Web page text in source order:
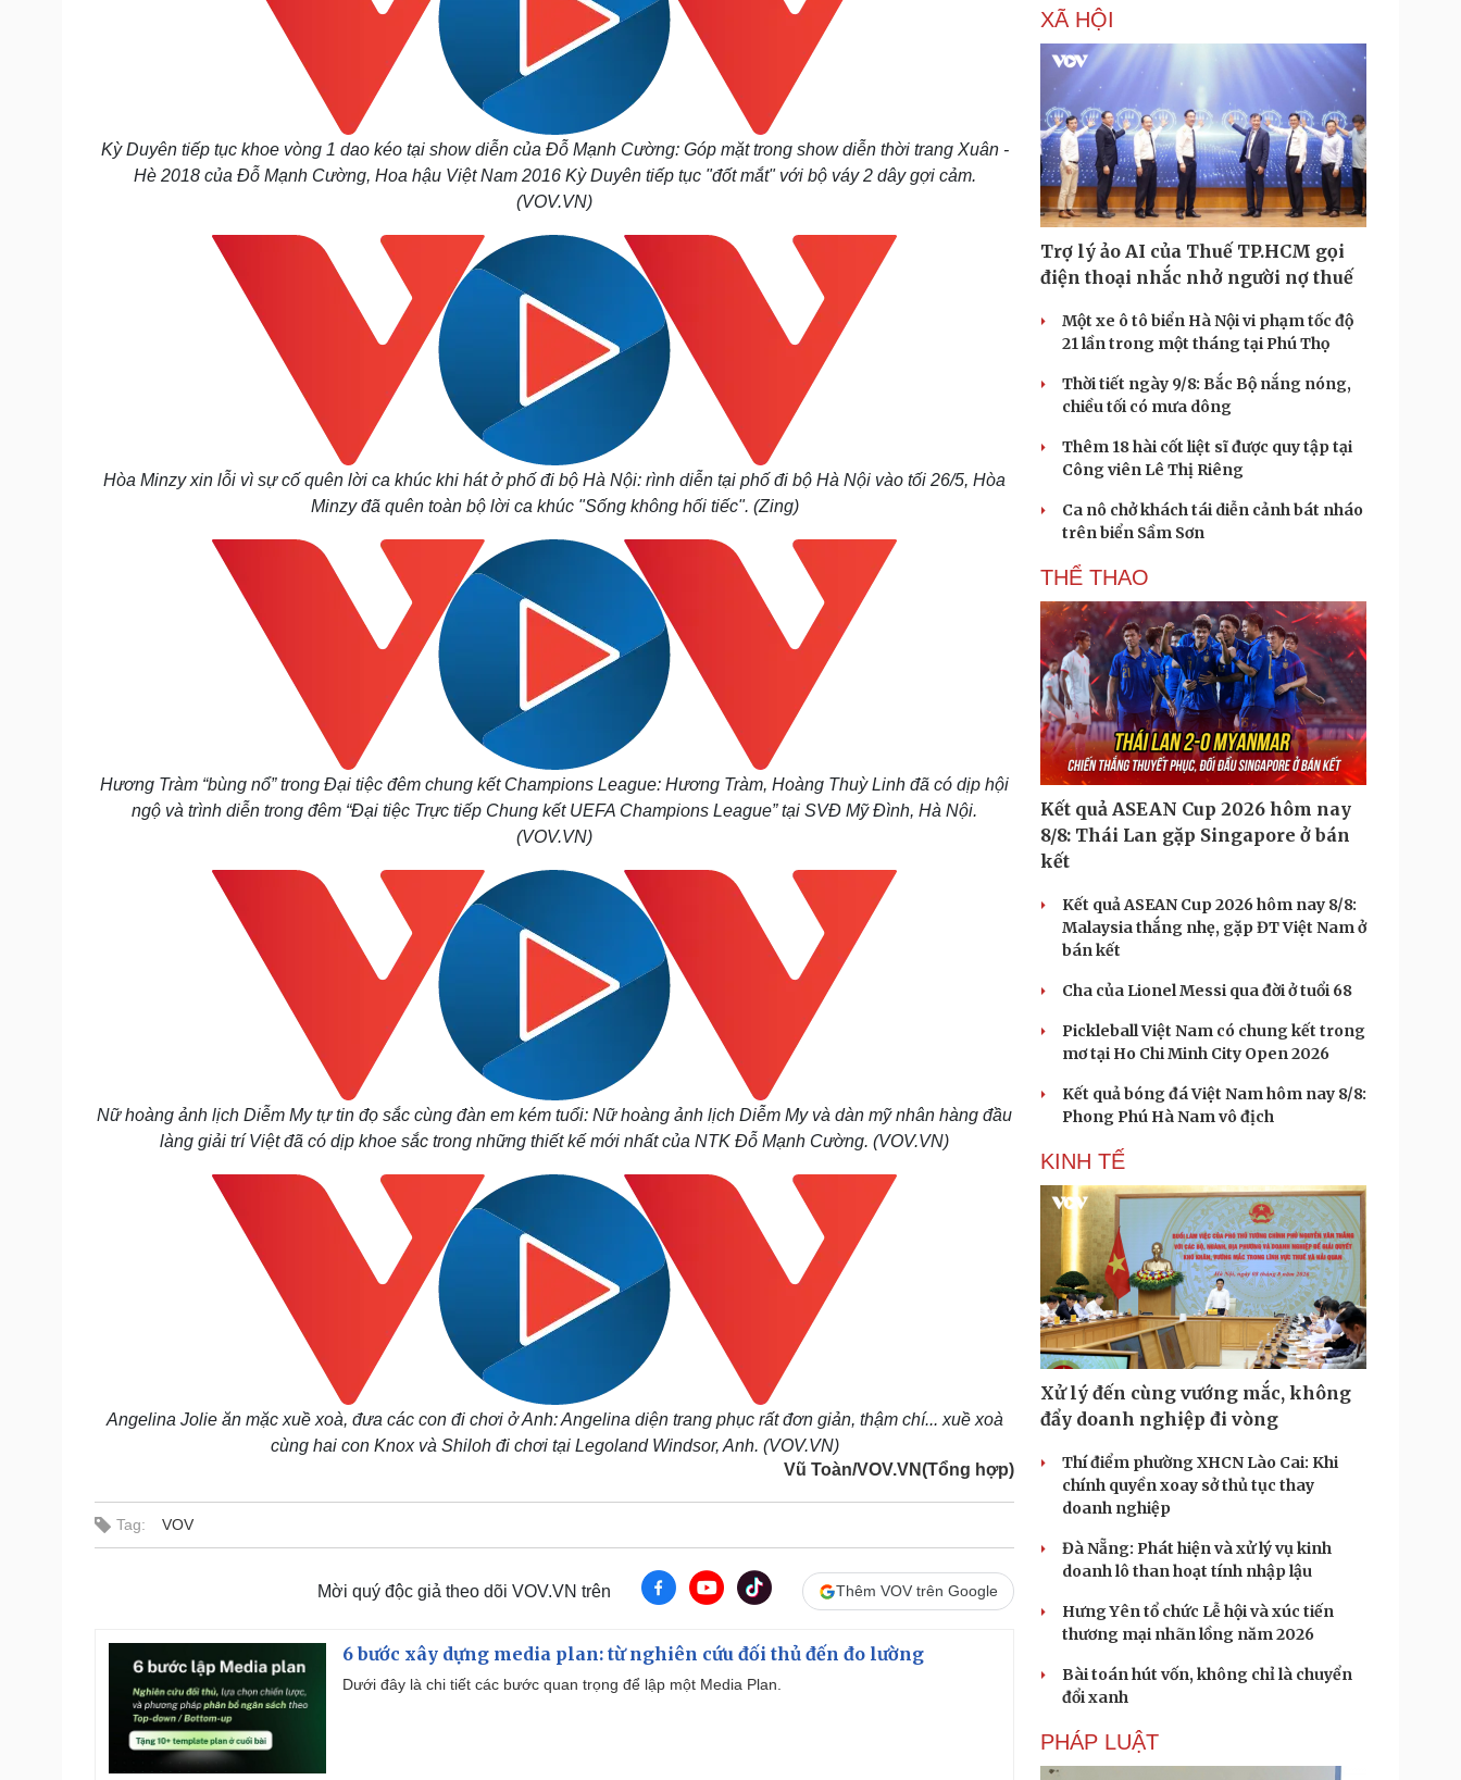
Kỳ Duyên tiếp tục khoe vòng 1 dao kéo tại show diễn của Đỗ Mạnh Cường: Góp mặt trong show diễn thời trang Xuân -
Hè 2018 của Đỗ Mạnh Cường, Hoa hậu Việt Nam 2016 Kỳ Duyên tiếp tục "đốt mắt" với bộ váy 2 dây gợi cảm.
(VOV.VN)
Hòa Minzy xin lỗi vì sự cố quên lời ca khúc khi hát ở phố đi bộ Hà Nội: rình diễn tại phố đi bộ Hà Nội vào tối 26/5, Hòa
Minzy đã quên toàn bộ lời ca khúc "Sống không hối tiếc". (Zing)
Hương Tràm “bùng nổ” trong Đại tiệc đêm chung kết Champions League: Hương Tràm, Hoàng Thuỳ Linh đã có dịp hội
ngộ và trình diễn trong đêm “Đại tiệc Trực tiếp Chung kết UEFA Champions League” tại SVĐ Mỹ Đình, Hà Nội.
(VOV.VN)
Nữ hoàng ảnh lịch Diễm My tự tin đọ sắc cùng đàn em kém tuổi: Nữ hoàng ảnh lịch Diễm My và dàn mỹ nhân hàng đầu
làng giải trí Việt đã có dịp khoe sắc trong những thiết kế mới nhất của NTK Đỗ Mạnh Cường. (VOV.VN)
Angelina Jolie ăn mặc xuề xoà, đưa các con đi chơi ở Anh: Angelina diện trang phục rất đơn giản, thậm chí... xuề xoà
cùng hai con Knox và Shiloh đi chơi tại Legoland Windsor, Anh. (VOV.VN)
Vũ Toàn/VOV.VN(Tổng hợp)
Tag: VOV
Mời quý độc giả theo dõi VOV.VN trên Thêm VOV trên Google
6 bước xây dựng media plan: từ nghiên cứu đối thủ đến đo lường
Dưới đây là chi tiết các bước quan trọng để lập một Media Plan.
XÃ HỘI
Trợ lý ảo AI của Thuế TP.HCM gọi
điện thoại nhắc nhở người nợ thuế
Một xe ô tô biển Hà Nội vi phạm tốc độ
21 lần trong một tháng tại Phú Thọ
Thời tiết ngày 9/8: Bắc Bộ nắng nóng,
chiều tối có mưa dông
Thêm 18 hài cốt liệt sĩ được quy tập tại
Công viên Lê Thị Riêng
Ca nô chở khách tái diễn cảnh bát nháo
trên biển Sầm Sơn
THỂ THAO
Kết quả ASEAN Cup 2026 hôm nay
8/8: Thái Lan gặp Singapore ở bán
kết
Kết quả ASEAN Cup 2026 hôm nay 8/8:
Malaysia thắng nhẹ, gặp ĐT Việt Nam ở
bán kết
Cha của Lionel Messi qua đời ở tuổi 68
Pickleball Việt Nam có chung kết trong
mơ tại Ho Chi Minh City Open 2026
Kết quả bóng đá Việt Nam hôm nay 8/8:
Phong Phú Hà Nam vô địch
KINH TẾ
Xử lý đến cùng vướng mắc, không
đẩy doanh nghiệp đi vòng
Thí điểm phường XHCN Lào Cai: Khi
chính quyền xoay sở thủ tục thay
doanh nghiệp
Đà Nẵng: Phát hiện và xử lý vụ kinh
doanh lô than hoạt tính nhập lậu
Hưng Yên tổ chức Lễ hội và xúc tiến
thương mại nhãn lồng năm 2026
Bài toán hút vốn, không chỉ là chuyển
đổi xanh
PHÁP LUẬT